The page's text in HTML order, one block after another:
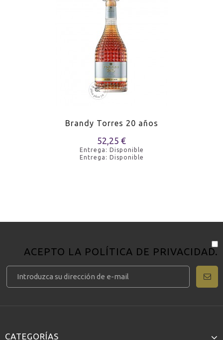
Brandy Torres 20 años
52,25 €
Entrega: Disponible
Entrega: Disponible
ACEPTO LA POLÍTICA DE PRIVACIDAD.
CATEGORÍAS